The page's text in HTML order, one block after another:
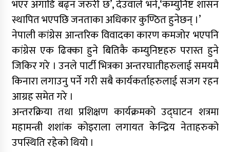
भएर अगाडि बढ्न जरुरी छ’, देउवाले भने,‘कम्युनिष्ट शासन
स्थापित भएपछि जनताका अधिकार कुण्ठित हुनेछन् ।’
नेपाली कांग्रेस आन्तरिक विवादका कारण कमजोर भएपनि
कांग्रेस एक ढिक्का हुने बितिकै कम्युनिष्टहरु परास्त हुने
जिकिर गरे । उनले पार्टी भित्रका अन्तरघातीहरुलाई समयमै
किनारा लगाउनु पर्ने गरी सबै कार्यकर्ताहरुलाई सजग रहन
आग्रह समेत गरे ।
अन्तरक्रिया तथा प्रशिक्षण कार्यक्रमको उद्घाटन शत्रमा
महामन्त्री शशांक कोइराला लगायत केन्द्रिय नेताहरुको
उपस्थिति रहेको थियो ।